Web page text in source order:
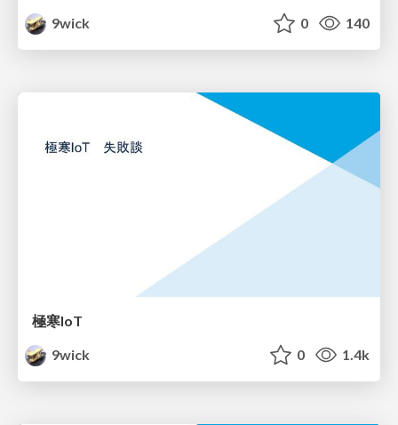
9wick
0 140
極寒IoT
9wick
0 1.4k